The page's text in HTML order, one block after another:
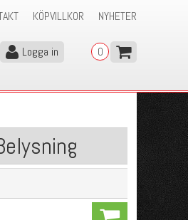
NYHETER
KÖPVILLKOR
0
Logga in